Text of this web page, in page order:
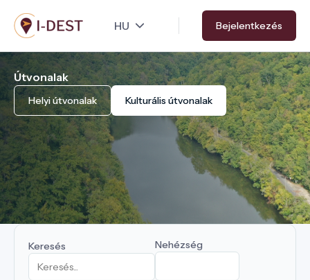
Ugrás
a
tartalomra
Bejelentkezés
Útvonalak
Helyi útvonalak Kulturális útvonalak
Keresés Nehézség